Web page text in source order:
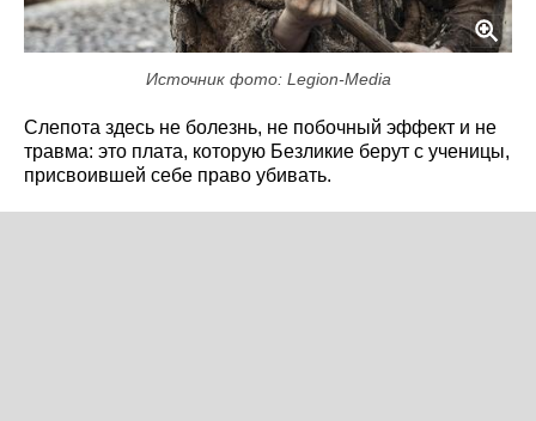
Источник фото: Legion-Media
Слепота здесь не болезнь, не побочный эффект и не
травма: это плата, которую Безликие берут с ученицы,
присвоившей себе право убивать.